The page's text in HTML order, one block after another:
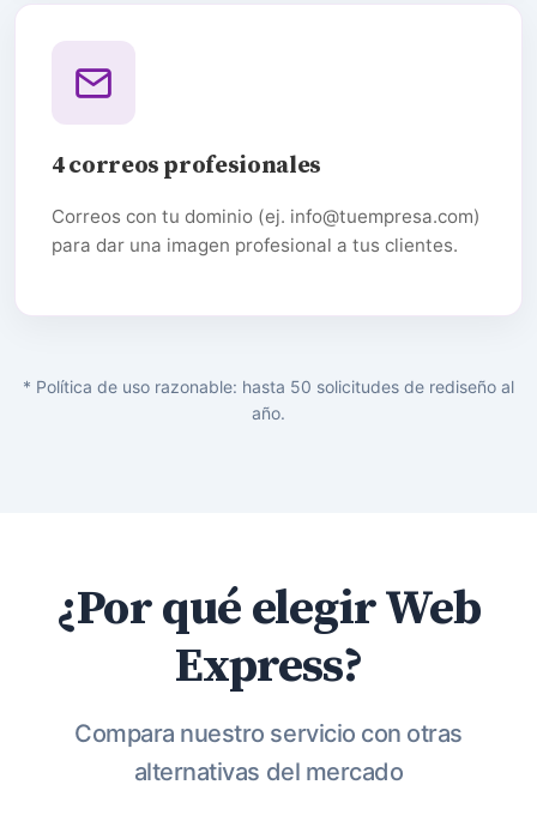
4 correos profesionales
Correos con tu dominio (ej. info@tuempresa.com)
para dar una imagen profesional a tus clientes.
* Política de uso razonable: hasta 50 solicitudes de rediseño al
año.
¿Por qué elegir Web
Express?
Compara nuestro servicio con otras
alternativas del mercado